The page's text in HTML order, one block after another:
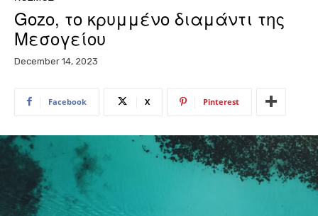
Gozo, το κρυμμένο διαμάντι της
Μεσογείου
December 14, 2023
Facebook X Pinterest